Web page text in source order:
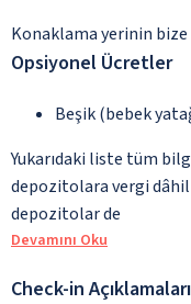
Konaklama yerinin
Opsiyonel Ücretler
Beşik (bebek
Yukarıdaki liste tüm
depozitolara vergi
depozitolar de
Devamını Oku
Check-in Açıklamaları